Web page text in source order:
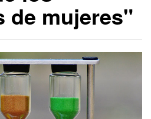
de mujeres"